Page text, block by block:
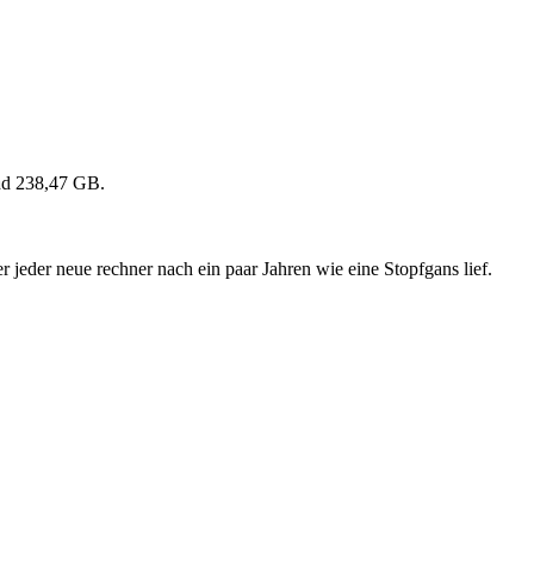
238,47 GB.
neue rechner nach ein paar Jahren wie eine Stopfgans lief.